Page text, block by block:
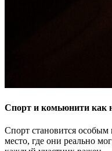
Спорт и комьюнити как
Спорт становится
место, где они реально